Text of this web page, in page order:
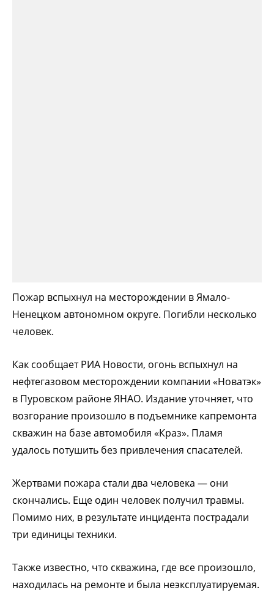
Пожар вспыхнул на месторождении в Ямало-
Ненецком автономном округе. Погибли несколько
человек.
Как сообщает РИА Новости, огонь вспыхнул на
нефтегазовом месторождении компании «Новатэк»
в Пуровском районе ЯНАО. Издание уточняет, что
возгорание произошло в подъемнике капремонта
скважин на базе автомобиля «Краз». Пламя
удалось потушить без привлечения спасателей.
Жертвами пожара стали два человека — они
скончались. Еще один человек получил травмы.
Помимо них, в результате инцидента пострадали
три единицы техники.
Также известно, что скважина, где все произошло,
находилась на ремонте и была неэксплуатируемая.